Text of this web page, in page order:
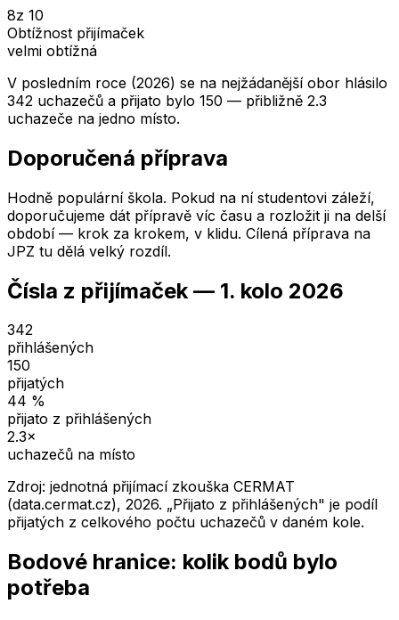
8z 10
Obtížnost přijímaček
velmi obtížná
V posledním roce (2026) se na nejžádanější obor hlásilo
342 uchazečů a přijato bylo 150 — přibližně 2.3
uchazeče na jedno místo.
Doporučená příprava
Hodně populární škola. Pokud na ní studentovi záleží,
doporučujeme dát přípravě víc času a rozložit ji na delší
období — krok za krokem, v klidu. Cílená příprava na
JPZ tu dělá velký rozdíl.
Čísla z přijímaček — 1. kolo 2026
342
přihlášených
150
přijatých
44 %
přijato z přihlášených
2.3×
uchazečů na místo
Zdroj: jednotná přijímací zkouška CERMAT
(data.cermat.cz), 2026. „Přijato z přihlášených" je podíl
přijatých z celkového počtu uchazečů v daném kole.
Bodové hranice: kolik bodů bylo
potřeba